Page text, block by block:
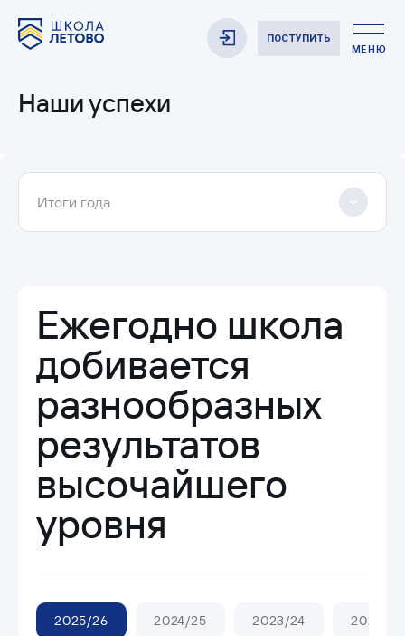
Наши успехи
ПОСТУПИТЬ
МЕНЮ
Итоги года
Ежегодно школа
добивается
разнообразных
результатов
высочайшего
уровня
2025/26 2024/25 2023/24 2022/23